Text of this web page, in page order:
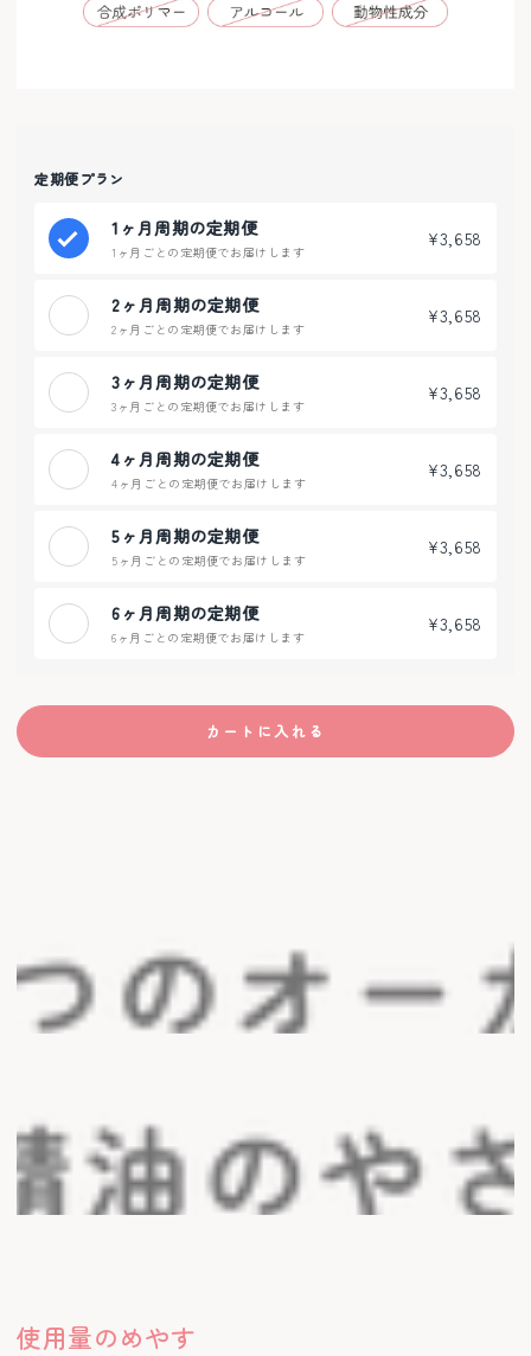
定期便プラン
1ヶ月周期の定期便
1ヶ月ごとの定期便でお届けします
¥3,658
2ヶ月周期の定期便
2ヶ月ごとの定期便でお届けします
¥3,658
3ヶ月周期の定期便
3ヶ月ごとの定期便でお届けします
¥3,658
4ヶ月周期の定期便
4ヶ月ごとの定期便でお届けします
¥3,658
5ヶ月周期の定期便
5ヶ月ごとの定期便でお届けします
¥3,658
6ヶ月周期の定期便
6ヶ月ごとの定期便でお届けします
¥3,658
カートに入れる
使用量のめやす